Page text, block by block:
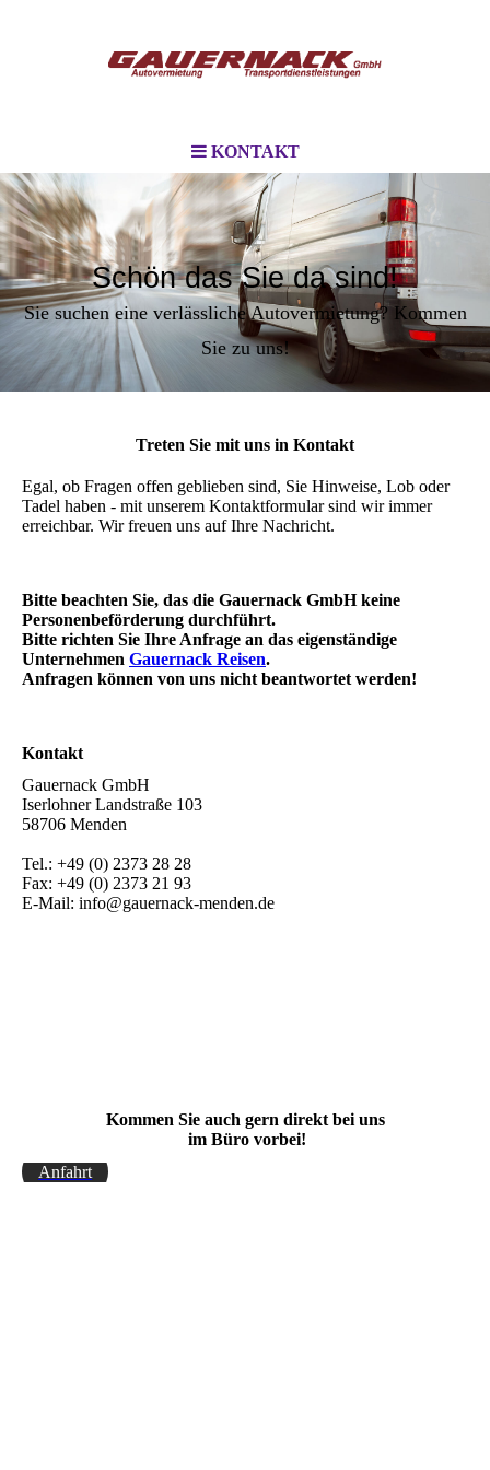
KONTAKT
Schön das Sie da sind!
Sie suchen eine verlässliche Autovermietung? Kommen
Sie zu uns!
Treten Sie mit uns in Kontakt
Egal, ob Fragen offen geblieben sind, Sie Hinweise, Lob oder
Tadel haben - mit unserem Kontaktformular sind wir immer
erreichbar. Wir freuen uns auf Ihre Nachricht.
Bitte beachten Sie, das die Gauernack GmbH keine
Personenbeförderung durchführt.
Bitte richten Sie Ihre Anfrage an das eigenständige
Unternehmen Gauernack Reisen.
Anfragen können von uns nicht beantwortet werden!
Kontakt
Gauernack GmbH
Iserlohner Landstraße 103
58706 Menden
Tel.: +49 (0) 2373 28 28
Fax: +49 (0) 2373 21 93
E-Mail: info@gauernack-menden.de
Kommen Sie auch gern direkt bei uns
im Büro vorbei!
Anfahrt